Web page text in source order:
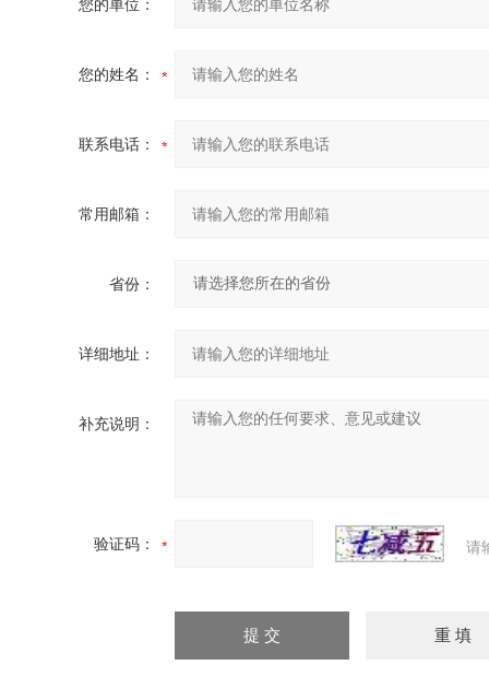
您的单位：
您的姓名：
联系电话：
常用邮箱：
省份：
详细地址：
补充说明：
验证码： 请